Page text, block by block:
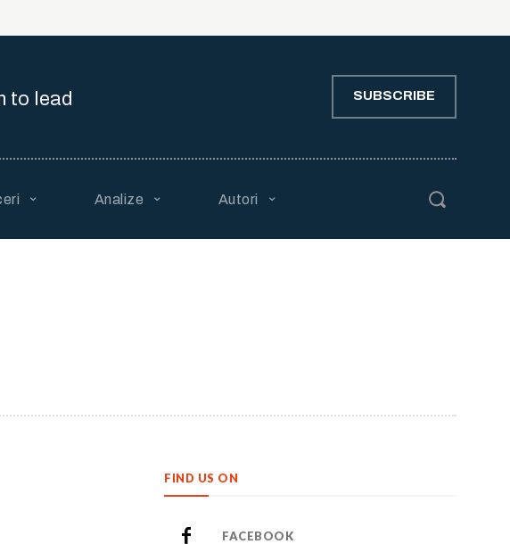
to lead SUBSCRIBE
Analize Autori
FIND US ON
FACEBOOK